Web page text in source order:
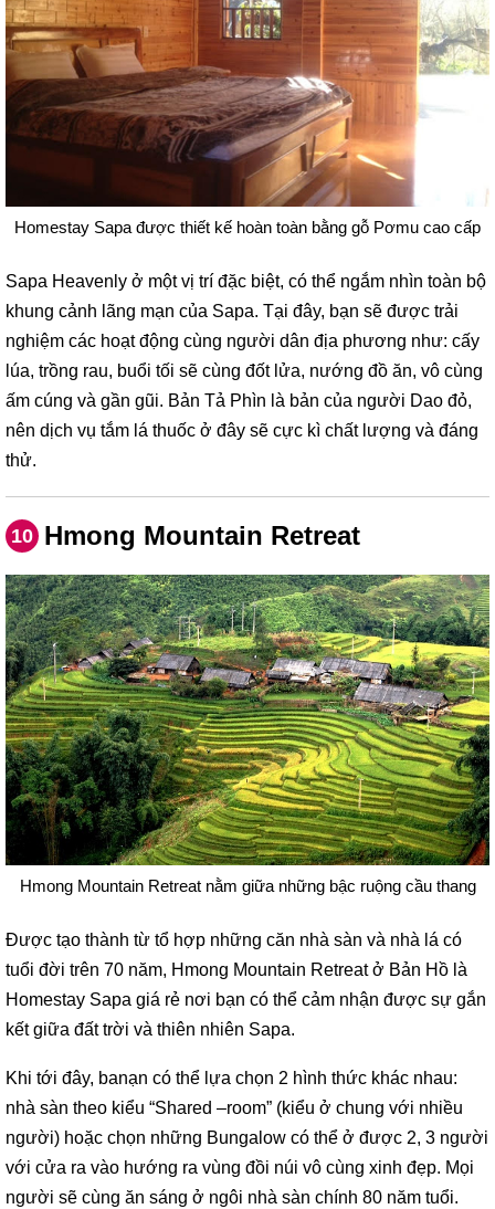
Homestay Sapa được thiết kế hoàn toàn bằng gỗ Pơmu cao cấp
Sapa Heavenly ở một vị trí đặc biệt, có thể ngắm nhìn toàn bộ
khung cảnh lãng mạn của Sapa. Tại đây, bạn sẽ được trải
nghiệm các hoạt động cùng người dân địa phương như: cấy
lúa, trồng rau, buổi tối sẽ cùng đốt lửa, nướng đồ ăn, vô cùng
ấm cúng và gần gũi. Bản Tả Phìn là bản của người Dao đỏ,
nên dịch vụ tắm lá thuốc ở đây sẽ cực kì chất lượng và đáng
thử.
10 Hmong Mountain Retreat
Hmong Mountain Retreat nằm giữa những bậc ruộng cầu thang
Được tạo thành từ tổ hợp những căn nhà sàn và nhà lá có
tuổi đời trên 70 năm, Hmong Mountain Retreat ở Bản Hồ là
Homestay Sapa giá rẻ nơi bạn có thể cảm nhận được sự gắn
kết giữa đất trời và thiên nhiên Sapa.
Khi tới đây, banạn có thể lựa chọn 2 hình thức khác nhau:
nhà sàn theo kiểu “Shared –room” (kiểu ở chung với nhiều
người) hoặc chọn những Bungalow có thể ở được 2, 3 người
với cửa ra vào hướng ra vùng đồi núi vô cùng xinh đẹp. Mọi
người sẽ cùng ăn sáng ở ngôi nhà sàn chính 80 năm tuổi.